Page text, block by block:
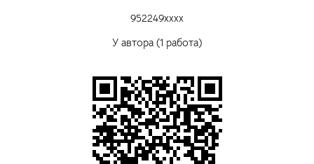
952249xxxx
У автора (1 работа)